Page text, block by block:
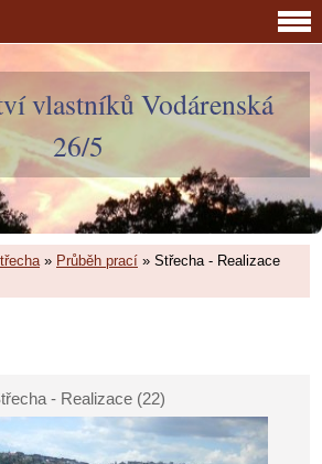
vlastníků Vodárenská
26/5
» Průběh prací » Střecha - Realizace
- Realizace (22)